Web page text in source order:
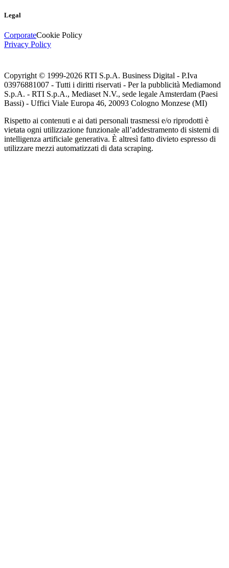
Legal
CorporateCookie Policy
Privacy Policy
Copyright © 1999-2026 RTI S.p.A. Business Digital - P.Iva
03976881007 - Tutti i diritti riservati - Per la pubblicità Mediamond
S.p.A. - RTI S.p.A., Mediaset N.V., sede legale Amsterdam (Paesi
Bassi) - Uffici Viale Europa 46, 20093 Cologno Monzese (MI)
Rispetto ai contenuti e ai dati personali trasmessi e/o riprodotti è
vietata ogni utilizzazione funzionale all’addestramento di sistemi di
intelligenza artificiale generativa. È altresì fatto divieto espresso di
utilizzare mezzi automatizzati di data scraping.